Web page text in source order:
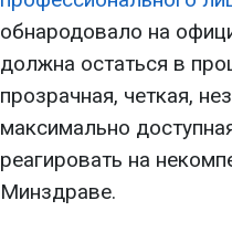
обнародовало на
должна остаться в
прозрачная, четкая,
максимально
реагировать на
Минздраве.